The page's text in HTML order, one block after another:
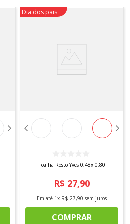
Dia dos pais
Toalha Rosto Yves 0,48x 0,80
R$ 27,90
Em até 1x R$ 27,90 sem juros
COMPRAR